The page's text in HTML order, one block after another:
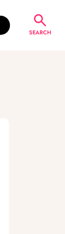
SEARCH